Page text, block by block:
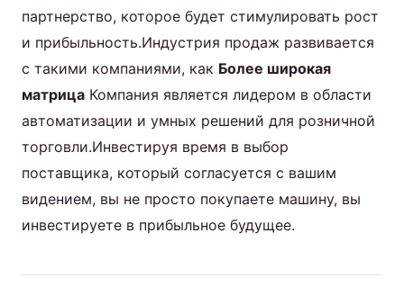
партнерство, которое будет стимулировать рост
и прибыльность.Индустрия продаж развивается
с такими компаниями, как Более широкая
матрица Компания является лидером в области
автоматизации и умных решений для розничной
торговли.Инвестируя время в выбор
поставщика, который согласуется с вашим
видением, вы не просто покупаете машину, вы
инвестируете в прибыльное будущее.